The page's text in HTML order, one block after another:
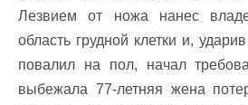
Лезвием от ножа нанес
область грудной клетки и,
повалил на пол, начал
выбежала 77-летняя жена